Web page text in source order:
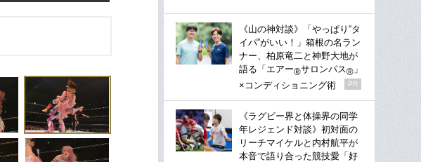
《山の神対談》「やっぱり“タ
イパ”がいい！」箱根の名ラン
ナー、柏原竜二と神野大地が
語る「エアー®サロンパス® 」
×コンディショニング術
PR
《ラグビー界と体操界の同学
年レジェンド対談》初対面の
リーチマイケルと内村航平が
本音で語り合った競技愛「好